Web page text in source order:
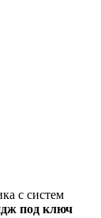
с систем
под ключ